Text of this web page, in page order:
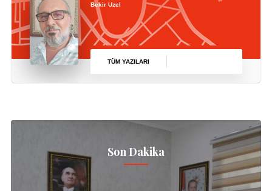
Bekir Uzel
TÜM YAZILARI
Son Dakika